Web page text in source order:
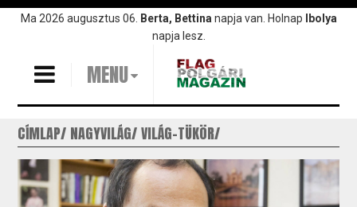
UgrásMa 2026 augusztus 06. Berta, Bettina napja van. Holnap
Ibolya
napja lesz.
MENU
CÍMLAP NAGYVILÁG VILÁG-TÜKÖR